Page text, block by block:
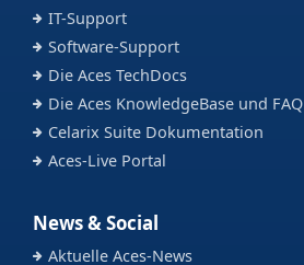
IT-Support
Software-Support
Die Aces TechDocs
Die Aces KnowledgeBase und FAQ
Celarix Suite Dokumentation
Aces-Live Portal
News & Social
Aktuelle Aces-News